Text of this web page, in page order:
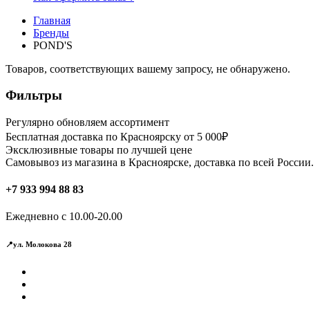
Главная
Бренды
POND'S
Товаров, соответствующих вашему запросу, не обнаружено.
Фильтры
Регулярно обновляем ассортимент
Бесплатная доставка по Красноярску от 5 000₽
Эксклюзивные товары по лучшей цене
Самовывоз из магазина в Красноярске, доставка по всей России.
+7 933 994 88 83
Ежедневно с 10.00-20.00
📍ул. Молокова 28